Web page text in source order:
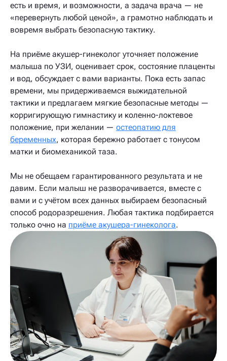
есть и время, и возможности, а задача врача — не
«перевернуть любой ценой», а грамотно наблюдать и
вовремя выбрать безопасную тактику.
На приёме акушер-гинеколог уточняет положение
малыша по УЗИ, оценивает срок, состояние плаценты
и вод, обсуждает с вами варианты. Пока есть запас
времени, мы придерживаемся выжидательной
тактики и предлагаем мягкие безопасные методы —
корригирующую гимнастику и коленно-локтевое
положение, при желании — остеопатию для
беременных, которая бережно работает с тонусом
матки и биомеханикой таза.
Мы не обещаем гарантированного результата и не
давим. Если малыш не разворачивается, вместе с
вами и с учётом всех данных выбираем безопасный
способ родоразрешения. Любая тактика подбирается
только очно на приёме акушера-гинеколога.